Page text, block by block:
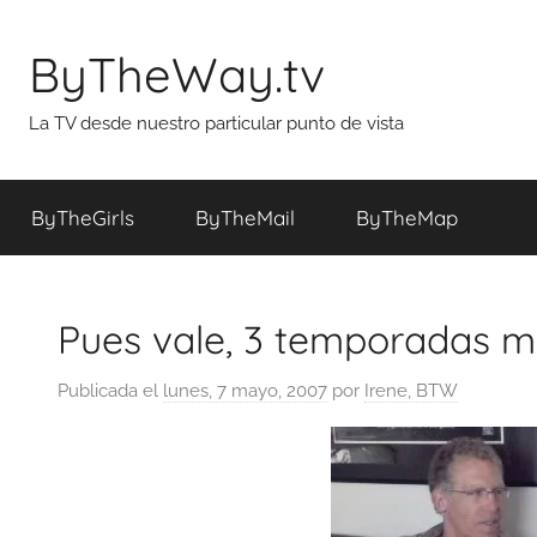
contenido
ByTheWay.tv
La TV desde nuestro particular punto de vista
ByTheGirls ByTheMail ByTheMap
Pues vale, 3 temporadas
Publicada el lunes, 7 mayo, 2007 por Irene, BTW